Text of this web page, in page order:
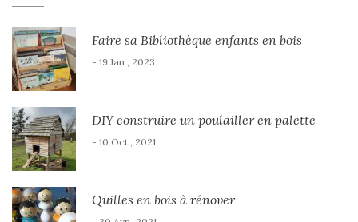
Faire sa Bibliothèque enfants en bois
- 19 Jan , 2023
DIY construire un poulailler en palette
- 10 Oct , 2021
Quilles en bois à rénover